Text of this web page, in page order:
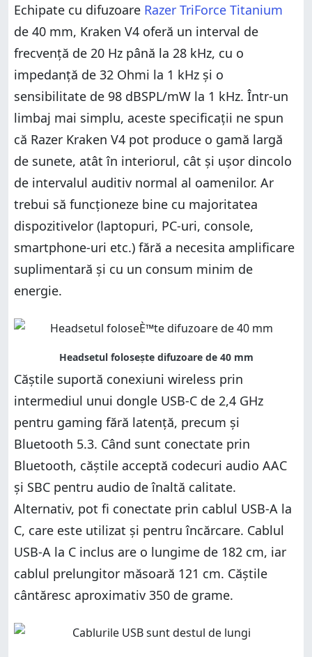
Echipate cu difuzoare Razer TriForce Titanium
de 40 mm, Kraken V4 oferă un interval de
frecvență de 20 Hz până la 28 kHz, cu o
impedanță de 32 Ohmi la 1 kHz și o
sensibilitate de 98 dBSPL/mW la 1 kHz. Într-un
limbaj mai simplu, aceste specificații ne spun
că Razer Kraken V4 pot produce o gamă largă
de sunete, atât în interiorul, cât și ușor dincolo
de intervalul auditiv normal al oamenilor. Ar
trebui să funcționeze bine cu majoritatea
dispozitivelor (laptopuri, PC-uri, console,
smartphone-uri etc.) fără a necesita amplificare
suplimentară și cu un consum minim de
energie.
Căștile suportă conexiuni wireless prin
intermediul unui dongle USB-C de 2,4 GHz
pentru gaming fără latență, precum și
Bluetooth 5.3. Când sunt conectate prin
Bluetooth, căștile acceptă codecuri audio AAC
și SBC pentru audio de înaltă calitate.
Alternativ, pot fi conectate prin cablul USB-A la
C, care este utilizat și pentru încărcare. Cablul
USB-A la C inclus are o lungime de 182 cm, iar
cablul prelungitor măsoară 121 cm. Căștile
cântăresc aproximativ 350 de grame.